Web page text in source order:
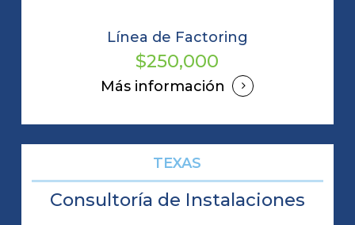
Línea de Factoring
$250,000
Más información
TEXAS
Consultoría de Instalaciones